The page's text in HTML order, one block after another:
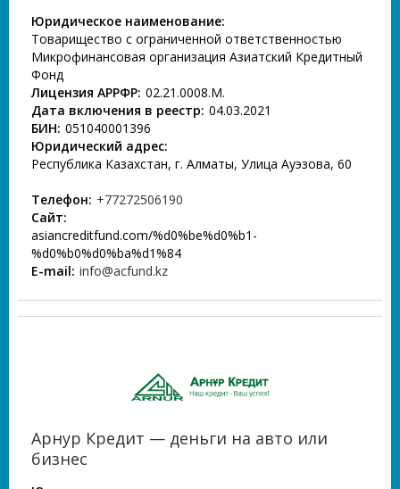
Юридическое наименование:
Товарищество с ограниченной ответственностью
Микрофинансовая организация Азиатский Кредитный
Фонд
Лицензия АРРФР: 02.21.0008.М.
Дата включения в реестр: 04.03.2021
БИН: 051040001396
Юридический адрес:
Республика Казахстан, г. Алматы, Улица Ауэзова, 60
Телефон: +77272506190
Сайт:
asiancreditfund.com/%d0%be%d0%b1-
%d0%b0%d0%ba%d1%84
E-mail: info@acfund.kz
Арнур Кредит — деньги на авто или
бизнес